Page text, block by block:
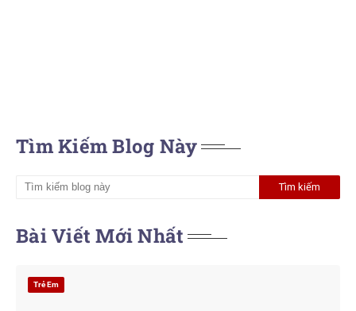
Tìm Kiếm Blog Này
Bài Viết Mới Nhất
Trẻ Em